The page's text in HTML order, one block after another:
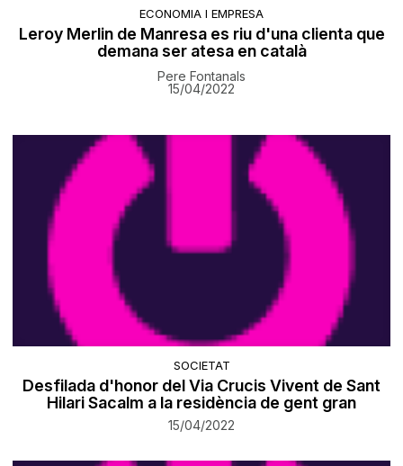
ECONOMIA I EMPRESA
Leroy Merlin de Manresa es riu d'una clienta que
demana ser atesa en català
Pere Fontanals
15/04/2022
SOCIETAT
Desfilada d'honor del Via Crucis Vivent de Sant
Hilari Sacalm a la residència de gent gran
15/04/2022